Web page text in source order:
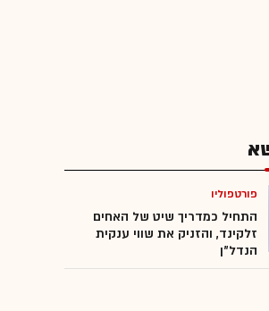
פורטפוליו
התחיל כמדריך שיט של האחים
זלקינד, והזניק את שווי ענקית
הנדל"ן